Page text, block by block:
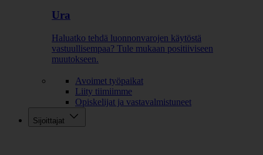
Ura
Haluatko tehdä luonnonvarojen käytöstä
vastuullisempaa? Tule mukaan positiiviseen
muutokseen.
Avoimet työpaikat
Liity tiimiimme
Opiskelijat ja vastavalmistuneet
Sijoittajat